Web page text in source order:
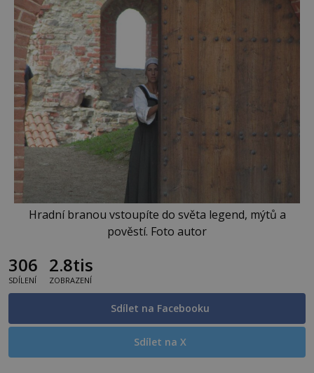
Hradní branou vstoupíte do světa legend, mýtů a
pověstí. Foto autor
306
SDÍLENÍ
2.8tis
ZOBRAZENÍ
Sdílet na Facebooku
Sdílet na X